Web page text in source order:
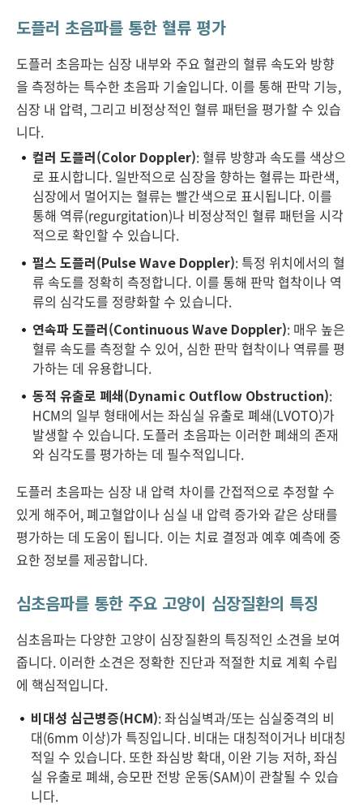
도플러 초음파를 통한 혈류 평가
도플러 초음파는 심장 내부와 주요 혈관의 혈류 속도와 방향
을 측정하는 특수한 초음파 기술입니다. 이를 통해 판막 기능,
심장 내 압력, 그리고 비정상적인 혈류 패턴을 평가할 수 있습
니다.
컬러 도플러(Color Doppler): 혈류 방향과 속도를 색상으
로 표시합니다. 일반적으로 심장을 향하는 혈류는 파란색,
심장에서 멀어지는 혈류는 빨간색으로 표시됩니다. 이를
통해 역류(regurgitation)나 비정상적인 혈류 패턴을 시각
적으로 확인할 수 있습니다.
펄스 도플러(Pulse Wave Doppler): 특정 위치에서의 혈
류 속도를 정확히 측정합니다. 이를 통해 판막 협착이나 역
류의 심각도를 정량화할 수 있습니다.
연속파 도플러(Continuous Wave Doppler): 매우 높은
혈류 속도를 측정할 수 있어, 심한 판막 협착이나 역류를 평
가하는 데 유용합니다.
동적 유출로 폐쇄(Dynamic Outflow Obstruction):
HCM의 일부 형태에서는 좌심실 유출로 폐쇄(LVOTO)가
발생할 수 있습니다. 도플러 초음파는 이러한 폐쇄의 존재
와 심각도를 평가하는 데 필수적입니다.
도플러 초음파는 심장 내 압력 차이를 간접적으로 추정할 수
있게 해주어, 폐고혈압이나 심실 내 압력 증가와 같은 상태를
평가하는 데 도움이 됩니다. 이는 치료 결정과 예후 예측에 중
요한 정보를 제공합니다.
심초음파를 통한 주요 고양이 심장질환의 특징
심초음파는 다양한 고양이 심장질환의 특징적인 소견을 보여
줍니다. 이러한 소견은 정확한 진단과 적절한 치료 계획 수립
에 핵심적입니다.
비대성 심근병증(HCM): 좌심실벽과/또는 심실중격의 비
대(6mm 이상)가 특징입니다. 비대는 대칭적이거나 비대칭
적일 수 있습니다. 또한 좌심방 확대, 이완 기능 저하, 좌심
실 유출로 폐쇄, 승모판 전방 운동(SAM)이 관찰될 수 있습
니다.